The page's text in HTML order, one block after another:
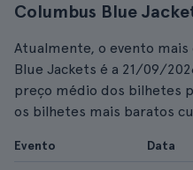
Columbus Blue
Atualmente, o evento
Blue Jackets é a 21/09/
preço médio dos bilhetes
os bilhetes mais baratos
Evento Data